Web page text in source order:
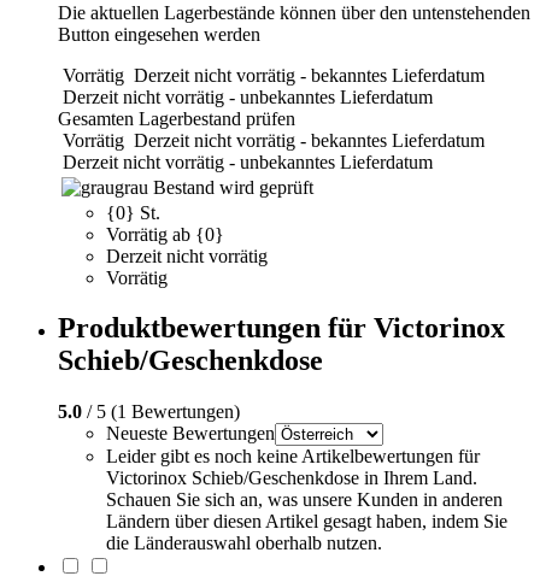
Die aktuellen Lagerbestände können über den untenstehenden
Button eingesehen werden
Vorrätig Derzeit nicht vorrätig - bekanntes Lieferdatum
Derzeit nicht vorrätig - unbekanntes Lieferdatum
Gesamten Lagerbestand prüfen
Vorrätig Derzeit nicht vorrätig - bekanntes Lieferdatum
Derzeit nicht vorrätig - unbekanntes Lieferdatum
grau Bestand wird geprüft
{0} St.
Vorrätig ab {0}
Derzeit nicht vorrätig
Vorrätig
Produktbewertungen für Victorinox
Schieb/Geschenkdose
5.0 / 5 (1 Bewertungen)
Neueste Bewertungen
Leider gibt es noch keine Artikelbewertungen für
Victorinox Schieb/Geschenkdose in Ihrem Land.
Schauen Sie sich an, was unsere Kunden in anderen
Ländern über diesen Artikel gesagt haben, indem Sie
die Länderauswahl oberhalb nutzen.